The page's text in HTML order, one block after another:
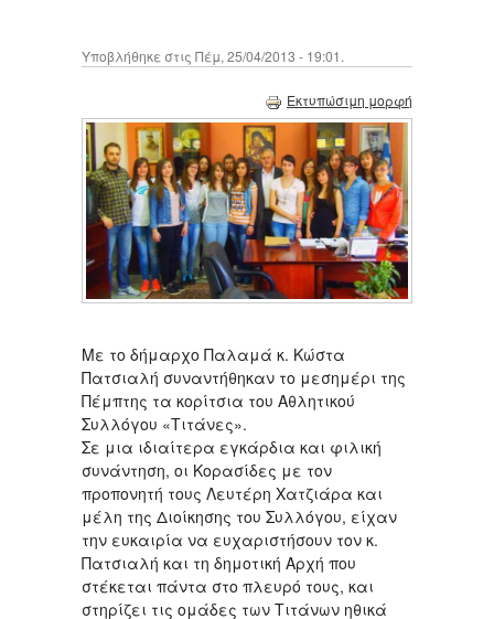
Υποβλήθηκε στις Πέμ, 25/04/2013 - 19:01.
Εκτυπώσιμη μορφή
Με το δήμαρχο Παλαμά κ. Κώστα
Πατσιαλή συναντήθηκαν το μεσημέρι της
Πέμπτης τα κορίτσια του Αθλητικού
Συλλόγου «Τιτάνες».
Σε μια ιδιαίτερα εγκάρδια και φιλική
συνάντηση, οι Κορασίδες με τον
προπονητή τους Λευτέρη Χατζιάρα και
μέλη της Διοίκησης του Συλλόγου, είχαν
την ευκαιρία να ευχαριστήσουν τον κ.
Πατσιαλή και τη δημοτική Αρχή που
στέκεται πάντα στο πλευρό τους, και
στηρίζει τις ομάδες των Τιτάνων ηθικά